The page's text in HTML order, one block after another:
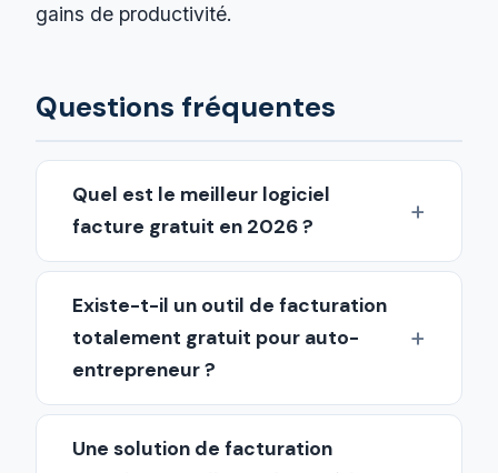
gains de productivité.
Questions fréquentes
Quel est le meilleur logiciel
facture gratuit en 2026 ?
Existe-t-il un outil de facturation
totalement gratuit pour auto-
entrepreneur ?
Une solution de facturation